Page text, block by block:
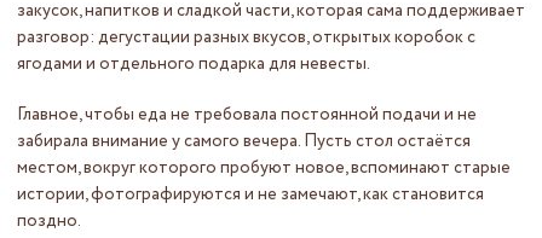
закусок, напитков и сладкой части, которая сама поддерживает
разговор: дегустации разных вкусов, открытых коробок с
ягодами и отдельного подарка для невесты.
Главное, чтобы еда не требовала постоянной подачи и не
забирала внимание у самого вечера. Пусть стол остаётся
местом, вокруг которого пробуют новое, вспоминают старые
истории, фотографируются и не замечают, как становится
поздно.